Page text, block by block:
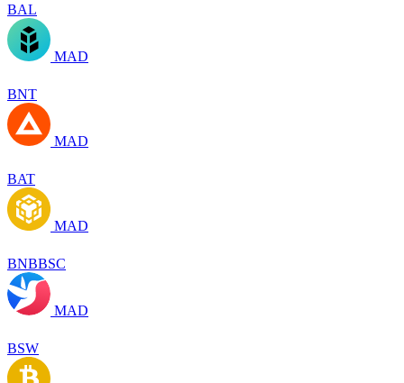
BAL
MAD
BNT
MAD
BAT
MAD
BNBBSC
MAD
BSW